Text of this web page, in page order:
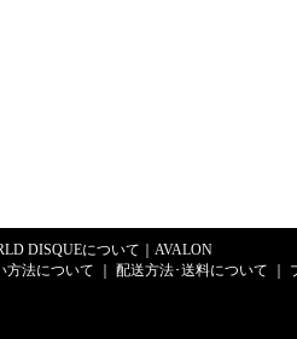
DISQUEについて
AVALON
方法について 配送方法･送料について